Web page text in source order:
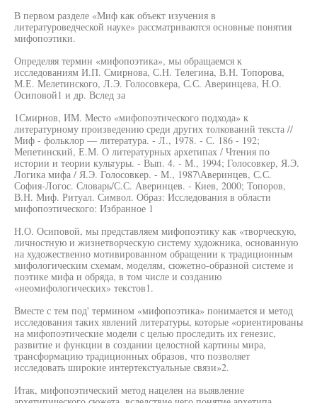
В первом разделе «Миф как объект изучения в
литературоведческой науке» рассматриваются основные понятия
мифопоэтики.
Определяя термин «мифопоэтика», мы обращаемся к
исследованиям И.П. Смирнова, С.Н. Телегина, В.Н. Топорова,
М.Е. Мелетинского, Л.Э. Голосовкера, С.С. Аверинцева, Н.О.
Осиповой1 и др. Вслед за
1Смирнов, ИМ. Место «мифопоэтического подхода» к
литературному произведению среди других толкований текста //
Миф - фольклор — литература. - Л., 1978. - С. 186 - 192;
Мепетинский, Е.М. О литературных архетипах / Чтения по
истории и теории культуры. - Вып. 4. - М., 1994; Голосовкер, Я.Э.
Логика мифа / Я.Э. Голосовкер. - М., 1987\Аверинцев, С.С.
София-Логос. Словарь/С.С. Аверинцев. - Киев, 2000; Топоров,
В.Н. Миф. Ритуал. Символ. Образ: Исследования в области
мифопоэтического: Избранное 1
Н.О. Осиповой, мы представляем мифопоэтику как «творческую,
личностную и жизнетворческую систему художника, основанную
на художественно мотивированном обращении к традиционным
мифологическим схемам, моделям, сюжетно-образной системе и
поэтике мифа и обряда, в том числе и созданию
«неомифологических» текстов1.
Вместе с тем под' термином «мифопоэтика» понимается и метод
исследования таких явлений литературы, которые «ориентированы
на мифопоэтические модели с целью проследить их генезис,
развитие и функции в создании целостной картины мира,
трансформацию традиционных образов, что позволяет
исследовать широкие интертекстуальные связи»2.
Итак, мифопоэтический метод нацелен на выявление